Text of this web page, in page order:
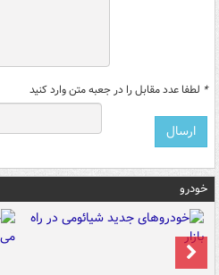
* لطفا عدد مقابل را در جعبه متن وارد کنید
خودرو